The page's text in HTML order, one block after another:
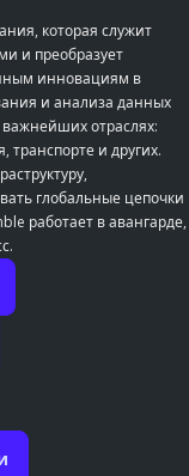
которая служит
и преобразует
инновациям в
и анализа данных
отраслях:
транспорте и других.
глобальные цепочки
работает в авангарде,